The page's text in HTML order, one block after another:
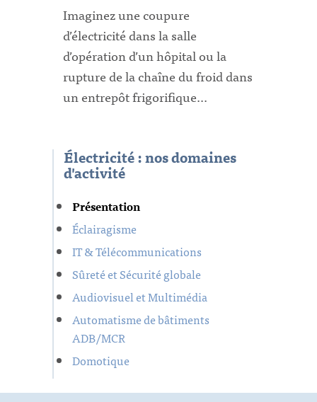
Imaginez une coupure
d’électricité dans la salle
d’opération d’un hôpital ou la
rupture de la chaîne du froid dans
un entrepôt frigorifique...
Électricité : nos domaines
d'activité
Présentation
Éclairagisme
IT & Télécommunications
Sûreté et Sécurité globale
Audiovisuel et Multimédia
Automatisme de bâtiments
ADB/MCR
Domotique